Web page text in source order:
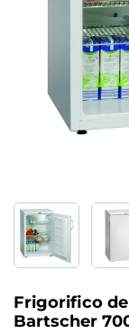
Frigorifico
Bartscher